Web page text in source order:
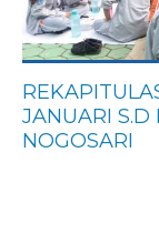
JANUARI S.D
NOGOSARI